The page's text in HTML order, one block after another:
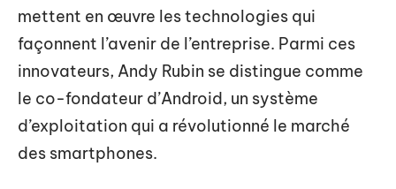
mettent en œuvre les technologies qui
façonnent l’avenir de l’entreprise. Parmi ces
innovateurs, Andy Rubin se distingue comme
le co-fondateur d’Android, un système
d’exploitation qui a révolutionné le marché
des smartphones.